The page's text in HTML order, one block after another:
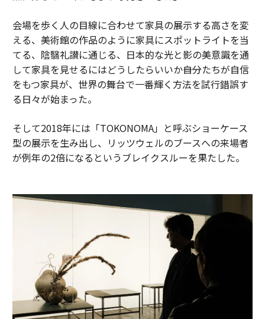
会場を歩く人の目線に合わせて家具の展示する高さを変
える、美術館の作品のように家具にスポットライトを当
てる、陰翳礼讃に通じる、日本的な光と影の美意識を通
して家具を見せるにはどうしたらいいか――自分たちが自信
をもつ家具が、世界の舞台で一番輝く方法を試行錯誤す
る日々が始まった。
そして2018年には「TOKONOMA」と呼ぶショーケース
型の展示を生み出し、リッツウェルのブースへの来場者
が例年の2倍になるというブレイクスルーを果たした。